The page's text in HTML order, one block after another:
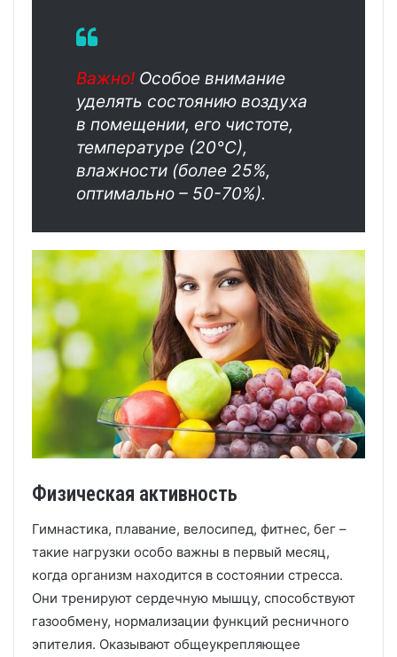
Важно! Особое внимание
уделять состоянию воздуха
в помещении, его чистоте,
температуре (20°С),
влажности (более 25%,
оптимально – 50-70%).
Физическая активность
Гимнастика, плавание, велосипед, фитнес, бег –
такие нагрузки особо важны в первый месяц,
когда организм находится в состоянии стресса.
Они тренируют сердечную мышцу, способствуют
газообмену, нормализации функций ресничного
эпителия. Оказывают общеукрепляющее